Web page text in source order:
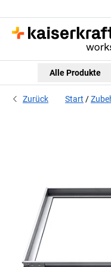
Alle Produkte
Zurück Start